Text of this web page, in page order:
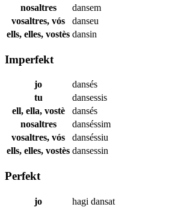
nosaltres
dansem
vosaltres, vós
danseu
ells, elles, vostès dansin
Imperfekt
jo
dansés
tu
dansessis
ell, ella, vostè
dansés
nosaltres
danséssim
vosaltres, vós
danséssiu
ells, elles, vostès dansessin
Perfekt
jo hagi dansat